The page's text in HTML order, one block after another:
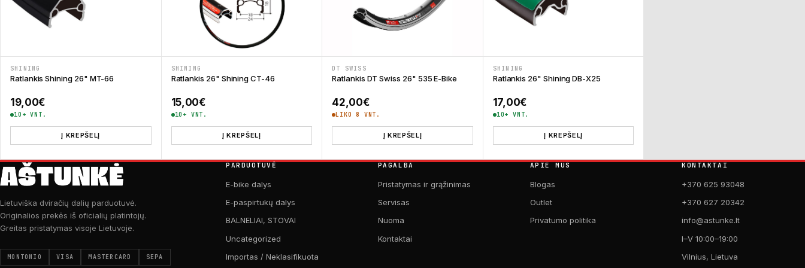
SHINING
Ratlankis Shining 26" MT-66
19,00€
10+ VNT.
Į KREPŠELĮ
SHINING
Ratlankis 26" Shining CT-46
15,00€
10+ VNT.
Į KREPŠELĮ
DT SWISS
Ratlankis DT Swiss 26" 535 E-Bike
42,00€
LIKO 8 VNT.
Į KREPŠELĮ
SHINING
Ratlankis 26" Shining DB-X25
17,00€
10+ VNT.
Į KREPŠELĮ
Lietuviška dviračių dalių parduotuvė.
Originalios prekės iš oficialių platintojų.
Greitas pristatymas visoje Lietuvoje.
MONTONIO VISA MASTERCARD SEPA
PARDUOTUVĖ
E-bike dalys
E-paspirtukų dalys
BALNELIAI, STOVAI
Uncategorized
Importas / Neklasifikuota
PAGALBA
Pristatymas ir grąžinimas
Servisas
Nuoma
Kontaktai
APIE MUS
Blogas
Outlet
Privatumo politika
KONTAKTAI
+370 625 93048
+370 627 20342
info@astunke.lt
I–V 10:00–19:00
Vilnius, Lietuva